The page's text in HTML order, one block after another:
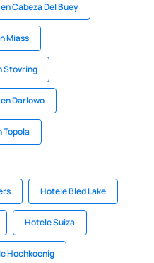
Cabeza Del Buey
Miass
Stovring
Darlowo
Topola
Hotele Bled Lake
Hotele Suiza
Hochkoenig